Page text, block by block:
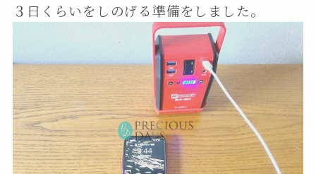
３日くらいをしのげる準備をしました。